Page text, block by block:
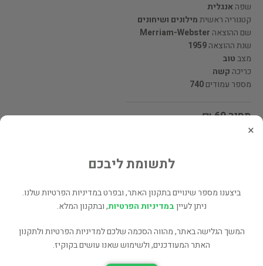
שפהאנגלית
קטגוריה ראשיתמילונים ושיחונים
שם ההוצאה Merriam-Webster
שנת ההוצאה1959
מצבטוב
כריכה קשה
מספר עמודים740
מחיר 69 ₪
המחיר כולל משלוח
מעוניינים לרכוש את הספר? לחצו כאן
×
לתשומת ליבכם
ביצענו מספר שינויים בתקנון האתר, ובפרט במדיניות הפרטיות שלנו.
ניתן לעייןבמדיניות הפרטיות, ובתקנון המלא.
המשך הגלישה באתר, מהווה הסכמה שלכם למדיניות הפרטיות ולתקנון
האתר המעודכנים, ולשימוש שאנו עושים בקוקיז.